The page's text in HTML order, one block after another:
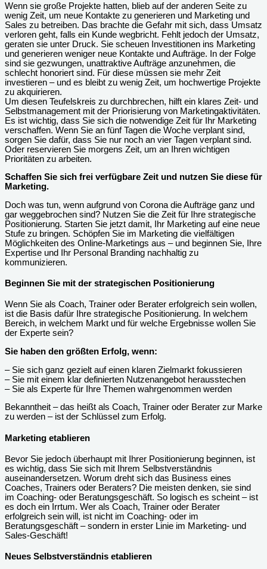
Wenn sie große Projekte hatten, blieb auf der anderen Seite zu
wenig Zeit, um neue Kontakte zu generieren und Marketing und
Sales zu betreiben. Das brachte die Gefahr mit sich, dass Umsatz
verloren geht, falls ein Kunde wegbricht. Fehlt jedoch der Umsatz,
geraten sie unter Druck. Sie scheuen Investitionen ins Marketing
und generieren weniger neue Kontakte und Aufträge. In der Folge
sind sie gezwungen, unattraktive Aufträge anzunehmen, die
schlecht honoriert sind. Für diese müssen sie mehr Zeit
investieren – und es bleibt zu wenig Zeit, um hochwertige Projekte
zu akquirieren.
Um diesen Teufelskreis zu durchbrechen, hilft ein klares Zeit- und
Selbstmanagement mit der Priorisierung von Marketingaktivitäten.
Es ist wichtig, dass Sie sich die notwendige Zeit für Ihr Marketing
verschaffen. Wenn Sie an fünf Tagen die Woche verplant sind,
sorgen Sie dafür, dass Sie nur noch an vier Tagen verplant sind.
Oder reservieren Sie morgens Zeit, um an Ihren wichtigen
Prioritäten zu arbeiten.
Schaffen Sie sich frei verfügbare Zeit und nutzen Sie diese für
Marketing.
Doch was tun, wenn aufgrund von Corona die Aufträge ganz und
gar weggebrochen sind? Nutzen Sie die Zeit für Ihre strategische
Positionierung. Starten Sie jetzt damit, Ihr Marketing auf eine neue
Stufe zu bringen. Schöpfen Sie im Marketing die vielfältigen
Möglichkeiten des Online-Marketings aus – und beginnen Sie, Ihre
Expertise und Ihr Personal Branding nachhaltig zu
kommunizieren.
Beginnen Sie mit der strategischen Positionierung
Wenn Sie als Coach, Trainer oder Berater erfolgreich sein wollen,
ist die Basis dafür Ihre strategische Positionierung. In welchem
Bereich, in welchem Markt und für welche Ergebnisse wollen Sie
der Experte sein?
Sie haben den größten Erfolg, wenn:
– Sie sich ganz gezielt auf einen klaren Zielmarkt fokussieren
– Sie mit einem klar definierten Nutzenangebot herausstechen
– Sie als Experte für Ihre Themen wahrgenommen werden
Bekanntheit – das heißt als Coach, Trainer oder Berater zur Marke
zu werden – ist der Schlüssel zum Erfolg.
Marketing etablieren
Bevor Sie jedoch überhaupt mit Ihrer Positionierung beginnen, ist
es wichtig, dass Sie sich mit Ihrem Selbstverständnis
auseinandersetzen. Worum dreht sich das Business eines
Coaches, Trainers oder Beraters? Die meisten denken, sie sind
im Coaching- oder Beratungsgeschäft. So logisch es scheint – ist
es doch ein Irrtum. Wer als Coach, Trainer oder Berater
erfolgreich sein will, ist nicht im Coaching- oder im
Beratungsgeschäft – sondern in erster Linie im Marketing- und
Sales-Geschäft!
Neues Selbstverständnis etablieren